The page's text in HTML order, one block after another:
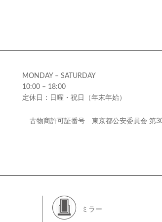
MONDAY – SATURDAY
10:00 – 18:00
定休日：日曜・祝日（年末年始）
古物商許可証番号 東京都公安委員会 第
ミラー